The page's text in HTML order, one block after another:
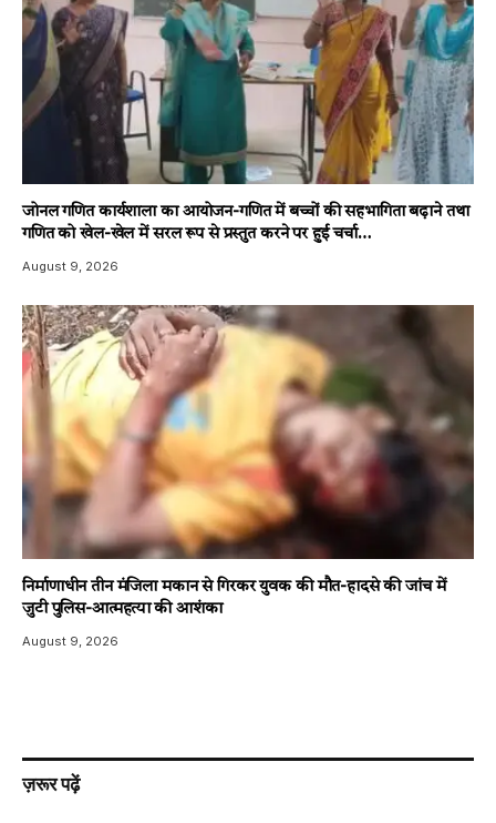
जोनल गणित कार्यशाला का आयोजन-गणित में बच्चों की सहभागिता बढ़ाने तथा
गणित को खेल-खेल में सरल रूप से प्रस्तुत करने पर हुई चर्चा…
August 9, 2026
निर्माणाधीन तीन मंजिला मकान से गिरकर युवक की मौत-हादसे की जांच में
जुटी पुलिस-आत्महत्या की आशंका
August 9, 2026
ज़रूर पढ़ें